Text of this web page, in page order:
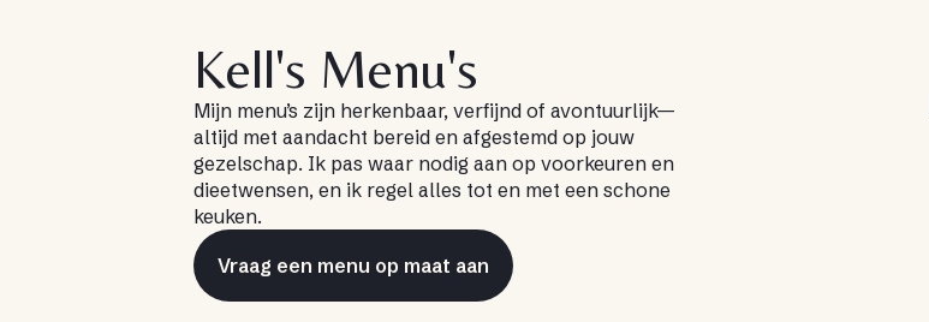
Kell's Menu's
Mijn menu’s zijn herkenbaar, verfijnd of avontuurlijk—
altijd met aandacht bereid en afgestemd op jouw
gezelschap. Ik pas waar nodig aan op voorkeuren en
dieetwensen, en ik regel alles tot en met een schone
keuken.
Vraag een menu op maat aan